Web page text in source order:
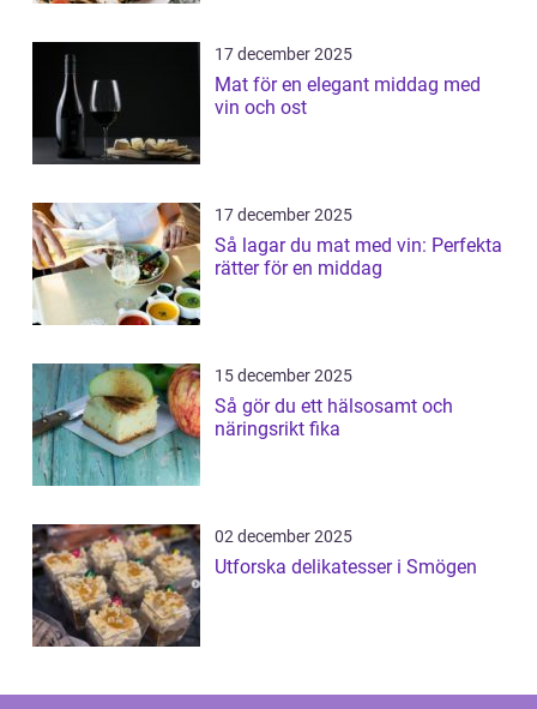
17 december 2025
Mat för en elegant middag med
vin och ost
17 december 2025
Så lagar du mat med vin: Perfekta
rätter för en middag
15 december 2025
Så gör du ett hälsosamt och
näringsrikt fika
02 december 2025
Utforska delikatesser i Smögen